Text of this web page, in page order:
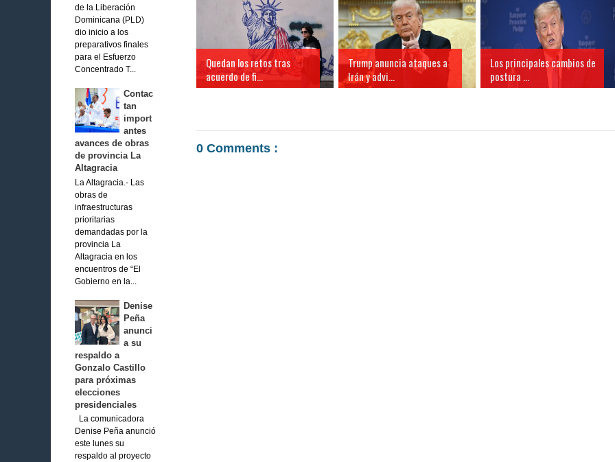
de la Liberación
Dominicana (PLD)
dio inicio a los
preparativos finales
para el Esfuerzo
Concentrado T...
Contac
tan
import
antes
avances de obras
de provincia La
Altagracia
La Altagracia.- Las
obras de
infraestructuras
prioritarias
demandadas por la
provincia La
Altagracia en los
encuentros de “El
Gobierno en la...
Denise
Peña
anunci
a su
respaldo a
Gonzalo Castillo
para próximas
elecciones
presidenciales
La comunicadora
Denise Peña anunció
este lunes su
respaldo al proyecto
Quedan los retos tras
acuerdo de fi...
Trump anuncia ataques a
Irán y advi...
Los principales cambios de
postura ...
0 Comments :